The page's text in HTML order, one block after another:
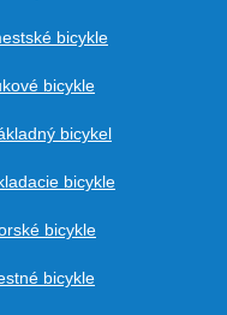
bicykle
bicykle
bicykel
bicykle
bicykle
bicykle